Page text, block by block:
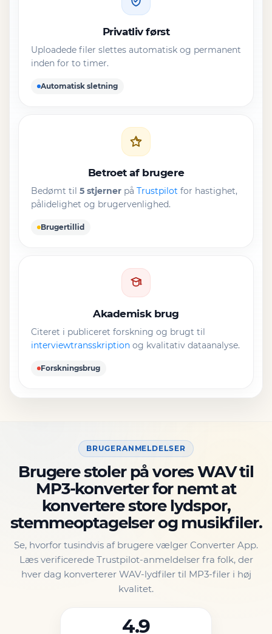
Privatliv først
Uploadede filer slettes automatisk og permanent
inden for to timer.
Automatisk sletning
Betroet af brugere
Bedømt til 5 stjerner på Trustpilot for hastighet,
pålidelighet og brugervenlighed.
Brugertillid
Akademisk brug
Citeret i publiceret forskning og brugt til
interviewtransskription og kvalitativ dataanalyse.
Forskningsbrug
BRUGERANMELDELSER
Brugere stoler på vores WAV til
MP3-konverter for nemt at
konvertere store lydspor,
stemmeoptagelser og musikfiler.
Se, hvorfor tusindvis af brugere vælger Converter App.
Læs verificerede Trustpilot-anmeldelser fra folk, der
hver dag konverterer WAV-lydfiler til MP3-filer i høj
kvalitet.
4.9